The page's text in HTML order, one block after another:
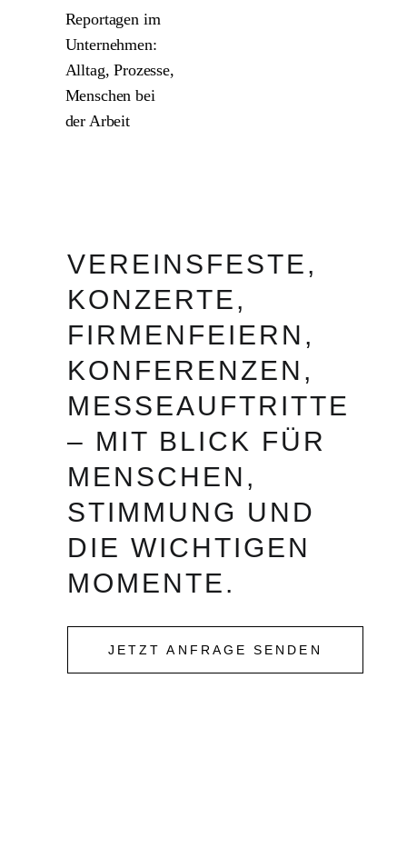
Reportagen im
Unternehmen:
Alltag, Prozesse,
Menschen bei
der Arbeit
VEREINSFESTE,
KONZERTE,
FIRMENFEIERN,
KONFERENZEN,
MESSEAUFTRITTE
– MIT BLICK FÜR
MENSCHEN,
STIMMUNG UND
DIE WICHTIGEN
MOMENTE.
JETZT ANFRAGE SENDEN